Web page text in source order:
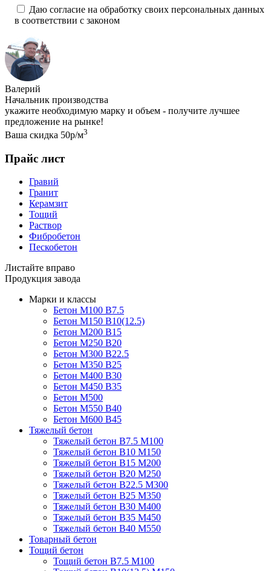
Даю согласие на обработку своих персональных данных
в соответствии с законом
Валерий
Начальник производства
укажите необходимую марку и объем - получите лучшее
предложение на рынке!
Ваша скидка 50р/м3
Прайс лист
Гравий
Гранит
Керамзит
Тощий
Раствор
Фибробетон
Пескобетон
Листайте вправо
Продукция завода
Марки и классы
Бетон М100 В7.5
Бетон М150 В10(12.5)
Бетон М200 В15
Бетон М250 В20
Бетон М300 В22.5
Бетон М350 В25
Бетон М400 В30
Бетон М450 В35
Бетон М500
Бетон М550 В40
Бетон М600 В45
Тяжелый бетон
Тяжелый бетон В7.5 М100
Тяжелый бетон В10 М150
Тяжелый бетон В15 М200
Тяжелый бетон В20 М250
Тяжелый бетон В22.5 М300
Тяжелый бетон В25 М350
Тяжелый бетон В30 М400
Тяжелый бетон В35 М450
Тяжелый бетон В40 М550
Товарный бетон
Тощий бетон
Тощий бетон В7.5 М100